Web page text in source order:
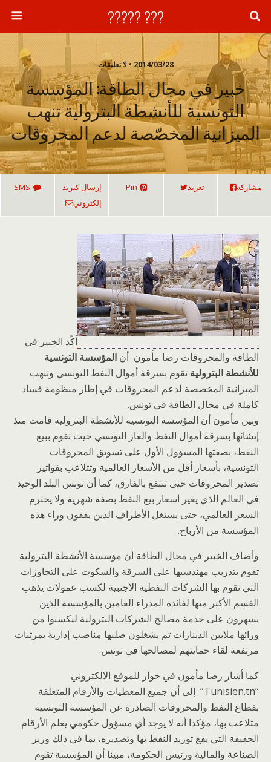
??? ?????
2014/03/28 • لا تعليقات
خبير في مجال الطاقة: المؤسسة
التونسية للأنشطة البترولية تنهب
الميزانية المخصّصة لدعم المحروقات
مشاركة تغريد Pin
إرسال كبريد
إلكتروني
SMS
أكّد الخبير في
الطاقة والمحروقات رضا مأمون أن المؤسسة التونسية
للأنشطة البترولية تقوم بسرقة أموال النفط التونسي وتنهب
الميزانية المخصصة لدعم المحروقات في إطار منظومة فساد
كاملة في مجال الطاقة في تونس.
وبين مأمون أن المؤسسة التونسية للأنشطة البترولية قامت منذ
إنشائها بسرقة أموال النفط والغاز التونسي حيث تقوم ببيع
النفط، بصفتها المسؤول الأول على تسويق المحروقات
التونسية، بأسعار أقل من الأسعار العالمية وتتلاعب بفواتير
تصدير المحروقات حتى تنتفع بالفارق، كما أن تونس البلد الوحيد
في العالم الذي يغير أسعار بيع النفط بصفة شهرية ولا يحترم
السعر العالمي، حتى يستغل الأطراف الذين يقفون وراء هذه
المؤسسة من الأرباح.
وأضاف الخبير في مجال الطاقة أن مؤسسة الأنشطة البترولية
تقوم بتدريب مهندسيها على السرقة والسكوت على التجاوزات
التي تقوم بها الشركات النفطية الأجنبية لكسب عمولات يذهب
القسم الأكبر منها لفائدة المدراء العامين بالمؤسسة الذين
يسهرون على خدمة مصالح الشركات البترولية ليكسبوا من
ورائها ملايين الدينارات ثم يشغلون صلبها مناصب إدارية بمرتبات
مرتفعة لقاء حمايتهم لمصالحها في تونس.
كما أشار رضا مأمون في حوار للموقع الالكتروني
“Tunisien.tn” إلى أن جميع المعطيات والأرقام المتعلقة
بقطاع النفط والمحروقات الصادرة عن المؤسسة التونسية
متلاعب بها، مؤكدا أنه لا يوجد أي مسؤول حكومي يعلم الأرقام
الحقيقة التي يقع توريد النفط بها وتصديره، بما في ذلك وزير
الصناعة والمالية ورئيس الحكومة، مبينا أن المؤسسة تقوم